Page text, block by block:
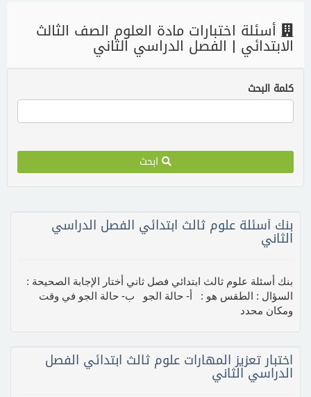
أسئلة اختبارات مادة العلوم الصف الثالث
الابتدائي | الفصل الدراسي الثاني
كلمة البحث
ابحث
بنك أسئلة علوم ثالث ابتدائي الفصل الدراسي
الثاني
بنك أسئلة علوم ثالث ابتدائي فصل ثاني أختار الإجابة الصحيحة :
السؤال : الطقس هو : أ- حالة الجو ب- حالة الجو في وقت
ومكان محدد
اختبار تعزيز المهارات علوم ثالث ابتدائي الفصل
الدراسي الثاني